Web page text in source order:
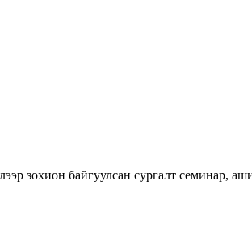
зохион байгуулсан сургалт семинар,